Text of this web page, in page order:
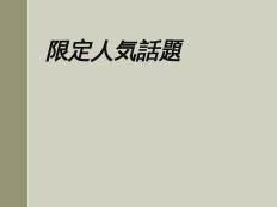
限定人気話題